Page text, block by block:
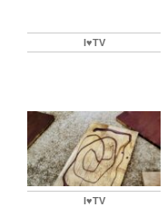
I♥️TV
I♥️TV